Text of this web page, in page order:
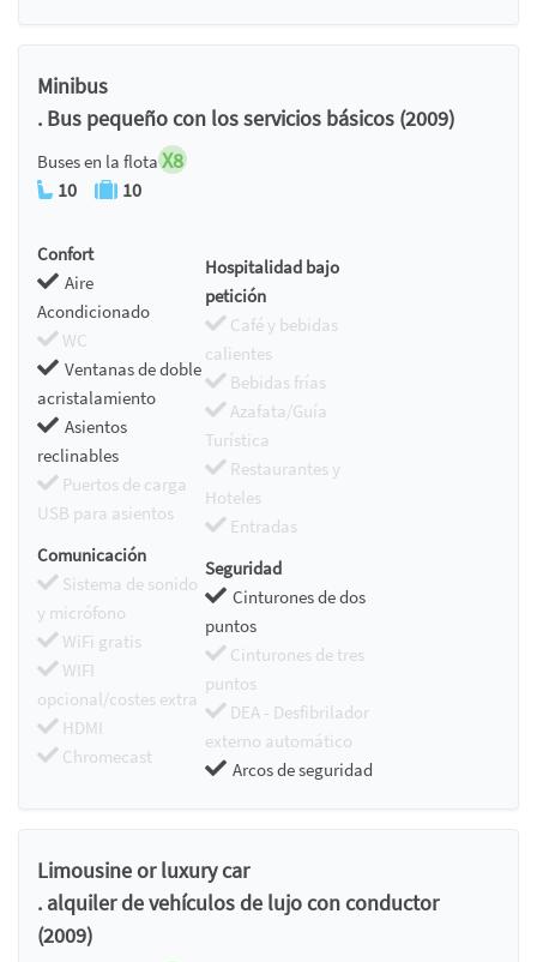
Minibus
. Bus pequeño con los servicios básicos (2009)
Buses en la flota X8
10 10
Confort
Aire
Acondicionado
WC
Ventanas de doble
acristalamiento
Asientos
reclinables
Puertos de carga
USB para asientos
Hospitalidad bajo
petición
Café y bebidas
calientes
Bebidas frías
Azafata/Guía
Turística
Restaurantes y
Hoteles
Entradas
Comunicación
Sistema de sonido
y micrófono
WiFi gratis
WIFI
opcional/costes extra
HDMI
Chromecast
Seguridad
Cinturones de dos
puntos
Cinturones de tres
puntos
DEA - Desfibrilador
externo automático
Arcos de seguridad
Limousine or luxury car
. alquiler de vehículos de lujo con conductor
(2009)